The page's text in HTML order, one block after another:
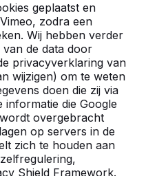
geplaatst en
zodra een
Wij hebben verder
de data door
privacyverklaring van
wijzigen) om te weten
doen die zij via
die Google
overgebracht
op servers in de
zich te houden aan
Shield Framework.
Voetvolleybal is een
van tafeltennis en
op een schoolplein,
openbare ruimte.